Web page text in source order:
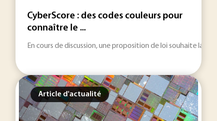
CyberScore : des codes couleurs pour
connaître le ...
En cours de discussion, une proposition de loi souhaite la
Article d'actualité